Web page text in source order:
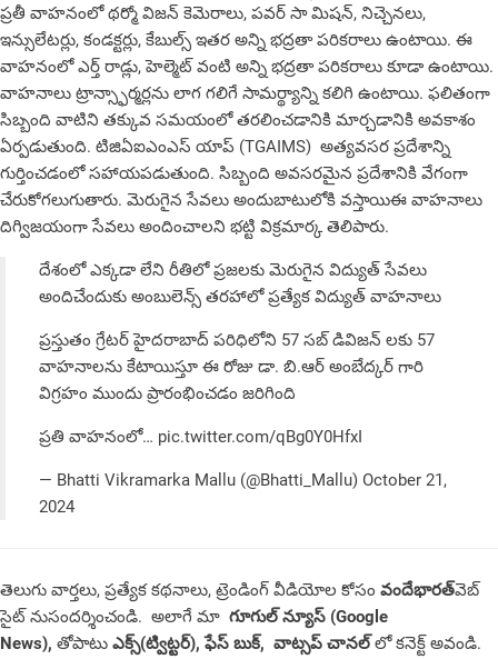
ప్రతీ వాహనంలో థ‌ర్మో విజన్ కెమెరాలు, పవర్ సా మిషన్, నిచ్చెనలు,
ఇన్సులేటర్లు, కండక్టర్లు, కేబుల్స్ ఇతర అన్ని భద్రతా పరికరాలు ఉంటాయి. ఈ
వాహనంలో ఎర్త్ రాడ్లు, హెల్మెట్ వంటి అన్ని భద్రతా పరికరాలు కూడా ఉంటాయి.
వాహనాలు ట్రాన్స్ఫార్మర్లను లాగ గలిగే సామర్థ్యాన్ని కలిగి ఉంటాయి. ఫలితంగా
సిబ్బంది వాటిని తక్కువ సమయంలో తరలించడానికి మార్చడానికి అవకాశం
ఏర్పడుతుంది. టిజిఏఐఎంఎస్ యాప్ (TGAIMS) అత్యవసర ప్రదేశాన్ని
గుర్తించడంలో సహాయపడుతుంది. సిబ్బంది అవసరమైన ప్రదేశానికి వేగంగా
చేరుకోగ‌లుగుతారు. మెరుగైన సేవలు అందుబాటులోకి వస్తాయిఈ వాహనాలు
దిగ్విజయంగా సేవలు అందించాలని భ‌ట్టి విక్ర‌మార్క తెలిపారు.
దేశంలో ఎక్కడా లేని రీతిలో ప్రజలకు మెరుగైన విద్యుత్ సేవలు
అందిచేందుకు అంబులెన్స్ తరహాలో ప్రత్యేక విద్యుత్ వాహనాలు
ప్రస్తుతం గ్రేటర్ హైదరాబాద్ పరిధిలోని 57 సబ్ డివిజన్ లకు 57
వాహనాలను కేటాయిస్తూ ఈ రోజు డా. బి.ఆర్ అంబేద్కర్ గారి
విగ్రహం ముందు ప్రారంభించడం జరిగింది
ప్రతి వాహనంలో… pic.twitter.com/qBg0Y0HfxI
— Bhatti Vikramarka Mallu (@Bhatti_Mallu) October 21,
2024
తెలుగు వార్తలు, ప్రత్యేక కథనాలు, ట్రెండింగ్ వీడియోల కోసం వందేభారత్వెబ్
సైట్ నుసందర్శించండి. అలాగే మా గూగుల్ న్యూస్ (Google
News), తోపాటు ఎక్స్(ట్విట్టర్),ఫేస్ బుక్, వాట్సప్ చానల్లో కనెక్ట్ అవండి.